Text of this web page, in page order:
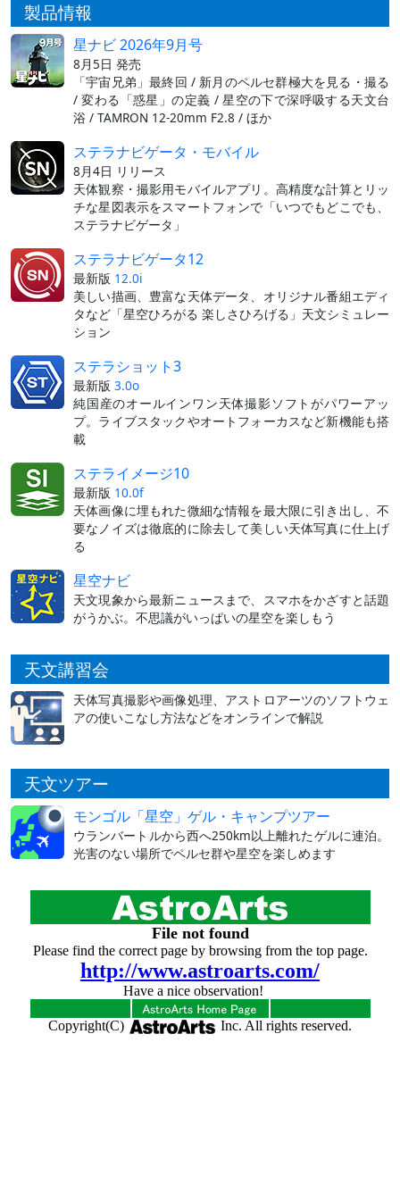
製品情報
星ナビ 2026年9月号
8月5日 発売
「宇宙兄弟」最終回 / 新月のペルセ群極大を見る・撮る
/ 変わる「惑星」の定義 / 星空の下で深呼吸する天文台
浴 / TAMRON 12-20mm F2.8 / ほか
ステラナビゲータ・モバイル
8月4日 リリース
天体観察・撮影用モバイルアプリ。高精度な計算とリッ
チな星図表示をスマートフォンで「いつでもどこでも、
ステラナビゲータ」
ステラナビゲータ12
最新版 12.0i
美しい描画、豊富な天体データ、オリジナル番組エディ
タなど「星空ひろがる 楽しさひろげる」天文シミュレー
ション
ステラショット3
最新版 3.0o
純国産のオールインワン天体撮影ソフトがパワーアッ
プ。ライブスタックやオートフォーカスなど新機能も搭
載
ステライメージ10
最新版 10.0f
天体画像に埋もれた微細な情報を最大限に引き出し、不
要なノイズは徹底的に除去して美しい天体写真に仕上げ
る
星空ナビ
天文現象から最新ニュースまで、スマホをかざすと話題
がうかぶ。不思議がいっぱいの星空を楽しもう
天文講習会
天体写真撮影や画像処理、アストロアーツのソフトウェ
アの使いこなし方法などをオンラインで解説
天文ツアー
モンゴル「星空」ゲル・キャンプツアー
ウランバートルから西へ250km以上離れたゲルに連泊。
光害のない場所でペルセ群や星空を楽しめます